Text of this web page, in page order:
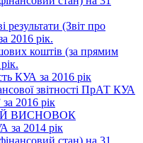
результати (Звіт про
2016 рік.
коштів (за прямим
КУА за 2016 рік
звітності ПрАТ КУА
2016 рік
ВИСНОВОК
за 2014 рік
стан) на 31